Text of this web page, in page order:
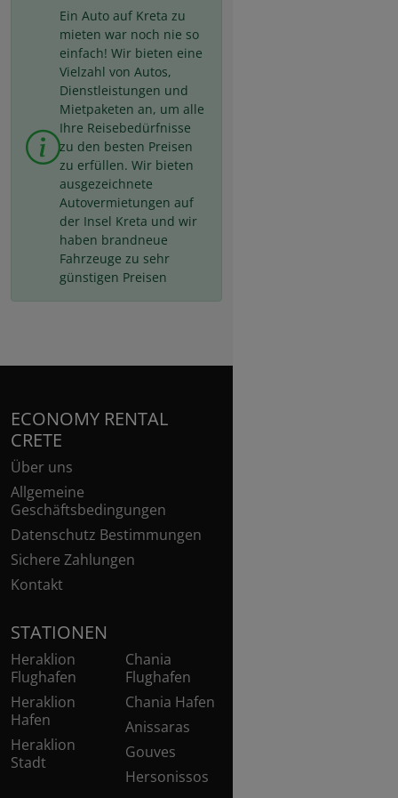
Ein Auto auf Kreta zu
mieten war noch nie so
einfach! Wir bieten eine
Vielzahl von Autos,
Dienstleistungen und
Mietpaketen an, um alle
Ihre Reisebedürfnisse
zu den besten Preisen
zu erfüllen. Wir bieten
ausgezeichnete
Autovermietungen auf
der Insel Kreta und wir
haben brandneue
Fahrzeuge zu sehr
günstigen Preisen
ECONOMY RENTAL
CRETE
Über uns
Allgemeine
Geschäftsbedingungen
Datenschutz Bestimmungen
Sichere Zahlungen
Kontakt
STATIONEN
Heraklion
Flughafen
Heraklion
Hafen
Heraklion
Stadt
Chania
Flughafen
Chania Hafen
Anissaras
Gouves
Hersonissos